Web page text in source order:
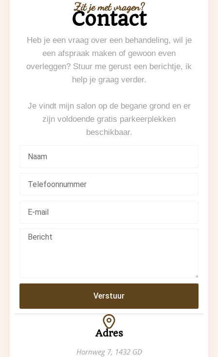
Zit je met vragen?
Contact
Heb je een vraag over een behandeling, wil je
een afspraak maken of gewoon even
overleggen? Stuur me gerust een berichtje, ik
help je graag verder.
Je vindt mijn salon op de begane grond en er
zijn voldoende gratis parkeerplekken
beschikbaar.
Verstuur
Adres
Hornweg 7, 1432 GD